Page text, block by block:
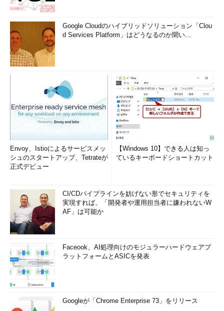
ョップTORA"
ルト店"
：
：
リスト4 顧客データ.csvファイル（「"」～「"」あり）
Replace関数を使うタイミングは、Split関数を使う前後に分か
「"330,440円"」のようにカンマが入った文字列が要素の1つに
なるデータがある場合は、Split関数を使った後にReplace関数を
使わなければならない。汎用性を考えたら、Split関数を使った後
のコードにしておいた方がいいだろう。しかし、15行目のように
配列変数splitcsvDataを一気にRangeオブジェクトにしていた高
そうではない場合は、Split関数を使う前（12行目）のcsvData
にReplace関数を使えるので、処理が高速になる。これも、
UBound関数の解説のときに言った通り、汎用性と処理速度のバ
ランスを考えて適宜使い分けてほしい。
次回は、指定したドライブの空き容量やファイルのタイムス
タンプや属性の取得
今回は、これで終わりだ。CSVファイルの読み込みは業務で使
区切り文字がタブ文字や半角スペースなどになっている場合、カ
Google Cloudのハイブリッドソリューション「Clou
d Services Platform」はどうなるのか聞い...
Envoy、Istioによるサービスメッ
シュのスタートアップ、Tetrateが
正式デビュー
【Windows 10】できる人は知っ
ているキーボードショートカット
CI/CDパイプラインを妨げない形でセキュリティを
実現すれば、「開発者や運用担当者に嫌われないW
AF」は可能か
Faceook、AI処理向けのモジュラーハードウェアプ
ラットフォームとASICを発表
Googleが「Chrome Enterprise 73」をリリース